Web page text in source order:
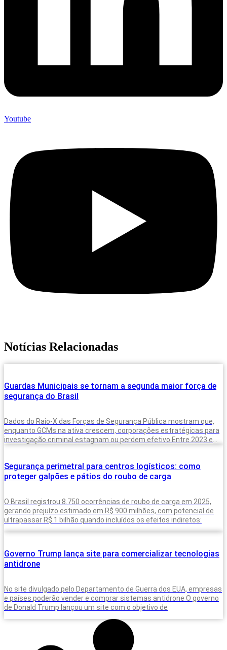
Youtube
Notícias Relacionadas
Guardas Municipais se tornam a segunda maior força de
segurança do Brasil
Dados do Raio-X das Forças de Segurança Pública mostram que,
enquanto GCMs na ativa crescem, corporações estratégicas para
investigação criminal estagnam ou perdem efetivo Entre 2023 e
Segurança perimetral para centros logísticos: como
proteger galpões e pátios do roubo de carga
O Brasil registrou 8.750 ocorrências de roubo de carga em 2025,
gerando prejuízo estimado em R$ 900 milhões, com potencial de
ultrapassar R$ 1 bilhão quando incluídos os efeitos indiretos:
Governo Trump lança site para comercializar tecnologias
antidrone
No site divulgado pelo Departamento de Guerra dos EUA, empresas
e países poderão vender e comprar sistemas antidrone O governo
de Donald Trump lançou um site com o objetivo de